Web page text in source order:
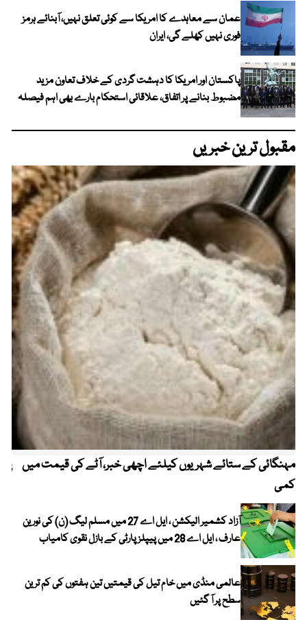
عمان سے معاہدے کا امریکا سے کوئی تعلق نہیں، آبنائے ہرمز
فوری نہیں کھلے گی، ایران
پاکستان اور امریکا کا دہشت گردی کے خلاف تعاون مزید
مضبوط بنانے پر اتفاق، علاقائی استحکام بارے بھی اہم فیصلہ
مقبول ترین خبریں
مہنگائی کے ستائے شہریوں کیلئے اچھی خبر، آٹے کی قیمت میں
کمی
آزاد کشمیر الیکشن ، ایل اے 27 میں مسلم لیگ (ن) کی نورین
عارف ، ایل اے 28 میں پیپلز پارٹی کے بازل نقوی کامیاب
عالمی منڈی میں خام تیل کی قیمتیں تین ہفتوں کی کم ترین
سطح پر آ گئیں